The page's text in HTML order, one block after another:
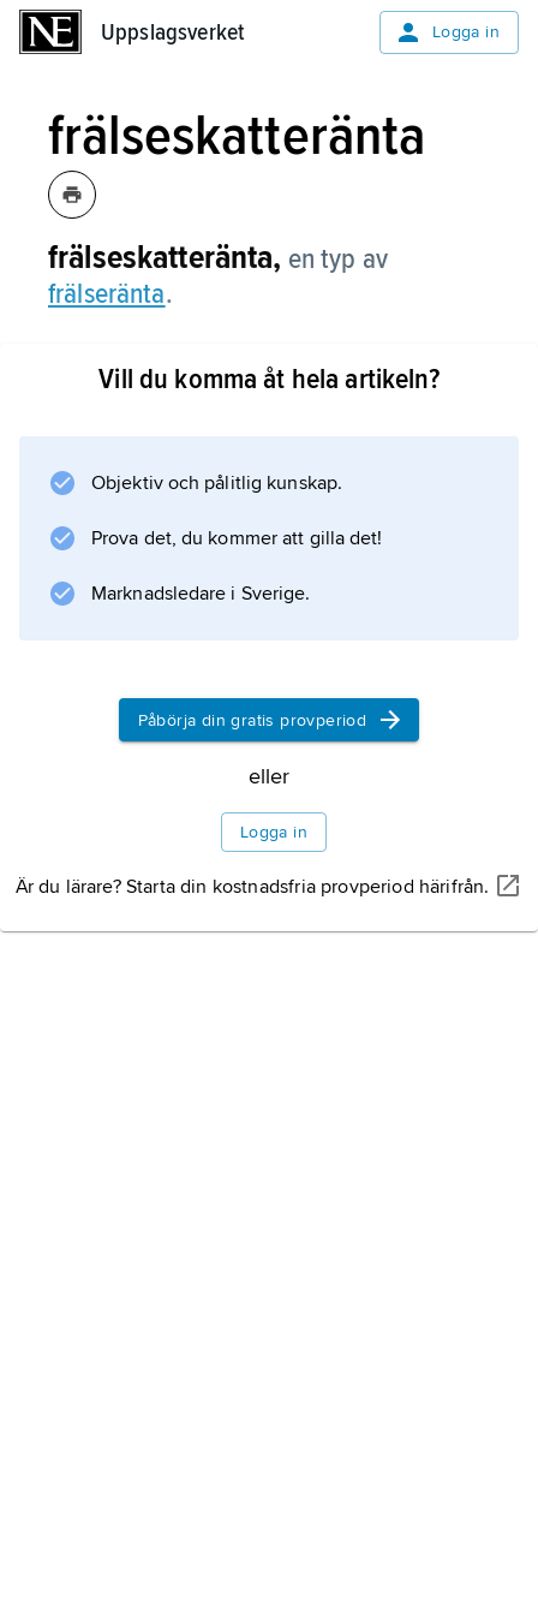
Uppslagsverket Logga in
frälseskatteränta
frälseskatteränta, en typ av
frälseränta.
Vill du komma åt hela artikeln?
Objektiv och pålitlig kunskap.
Prova det, du kommer att gilla det!
Marknadsledare i Sverige.
Påbörja din gratis provperiod
eller
Logga in
Är du lärare? Starta din kostnadsfria provperiod härifrån.